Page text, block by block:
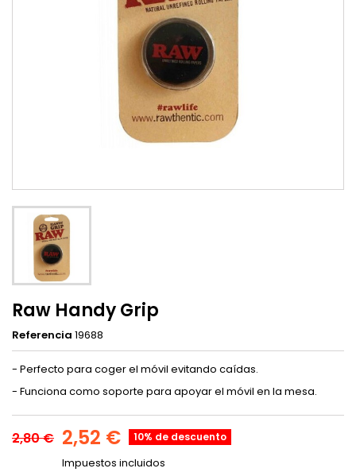
Raw Handy Grip
Referencia 19688
- Perfecto para coger el móvil evitando caídas.
- Funciona como soporte para apoyar el móvil en la mesa.
2,80 € 2,52 € 10% de descuento
Impuestos incluidos